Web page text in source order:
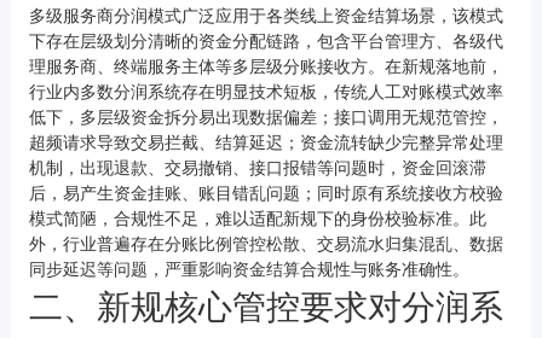
多级服务商分润模式广泛应用于各类线上资金结算场景，该模式
下存在层级划分清晰的资金分配链路，包含平台管理方、各级代
理服务商、终端服务主体等多层级分账接收方。在新规落地前，
行业内多数分润系统存在明显技术短板，传统人工对账模式效率
低下，多层级资金拆分易出现数据偏差；接口调用无规范管控，
超频请求导致交易拦截、结算延迟；资金流转缺少完整异常处理
机制，出现退款、交易撤销、接口报错等问题时，资金回滚滞
后，易产生资金挂账、账目错乱问题；同时原有系统接收方校验
模式简陋，合规性不足，难以适配新规下的身份校验标准。此
外，行业普遍存在分账比例管控松散、交易流水归集混乱、数据
同步延迟等问题，严重影响资金结算合规性与账务准确性。
二、新规核心管控要求对分润系